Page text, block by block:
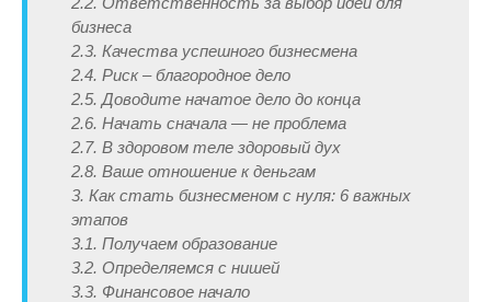
бизнеса
2.3. Качества успешного бизнесмена
2.4. Риск – благородное дело
2.5. Доводите начатое дело до конца
2.6. Начать сначала — не проблема
2.7. В здоровом теле здоровый дух
2.8. Ваше отношение к деньгам
3. Как стать бизнесменом с нуля: 6 важных
этапов
3.1. Получаем образование
3.2. Определяемся с нишей
3.3. Финансовое начало